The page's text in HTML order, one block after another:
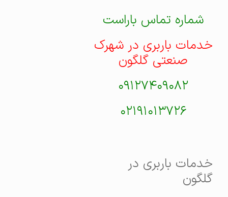
شماره تماس باراست
خدمات باربری در شهرک
صنعتی گلگون
۰۹۱۲۷۴۰۹۰۸۲
۰۲۱۹۱۰۱۳۷۲۶
خدمات باربری در
گلگون